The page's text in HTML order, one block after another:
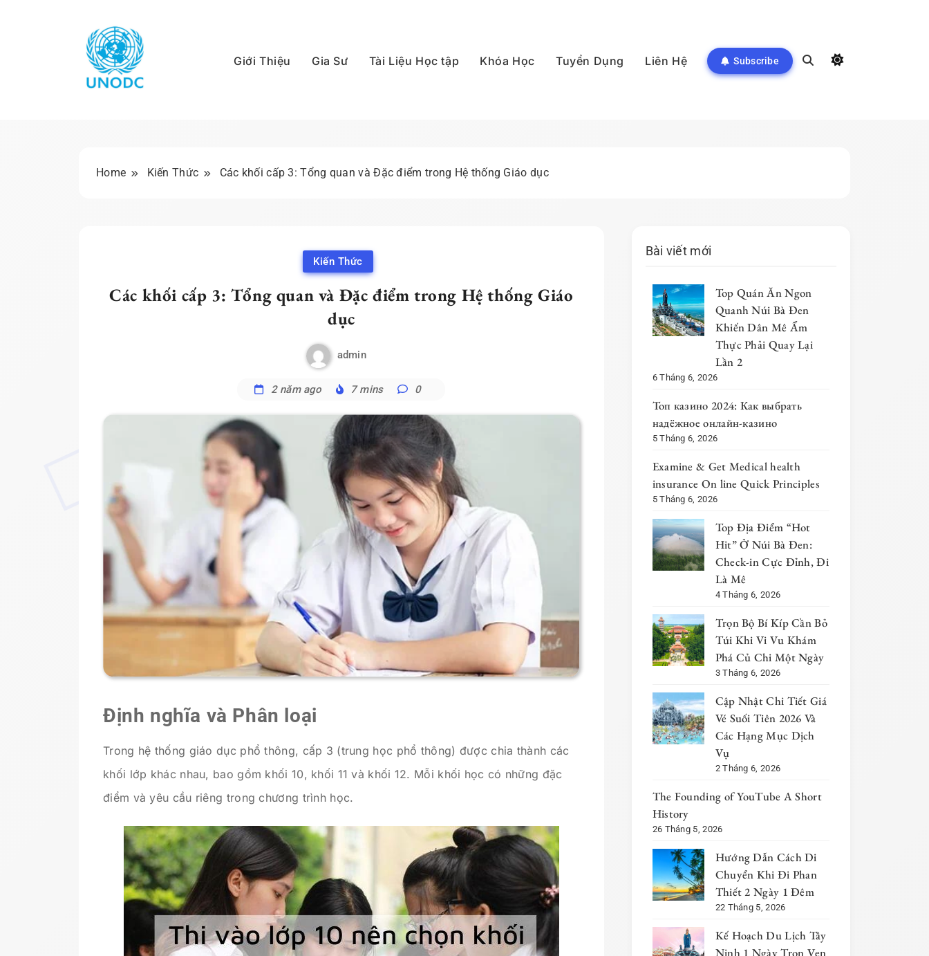
Giới Thiệu Gia Sư Tài Liệu Học tập Khóa Học Tuyển Dụng Liên Hệ Subscribe
Home Kiến Thức Các khối cấp 3: Tổng quan và Đặc điểm trong Hệ thống Giáo dục
Kiến Thức
Các khối cấp 3: Tổng quan và Đặc điểm trong Hệ thống Giáo
dục
admin
2 năm ago 7 mins 0
Định nghĩa và Phân loại
Trong hệ thống giáo dục phổ thông, cấp 3 (trung học phổ thông) được chia thành các
khối lớp khác nhau, bao gồm khối 10, khối 11 và khối 12. Mỗi khối học có những đặc
điểm và yêu cầu riêng trong chương trình học.
Bài viết mới
Top Quán Ăn Ngon
Quanh Núi Bà Đen
Khiến Dân Mê Ẩm
Thực Phải Quay Lại
Lần 2
6 Tháng 6, 2026
Топ казино 2024: Как выбрать
надёжное онлайн-казино
5 Tháng 6, 2026
Examine & Get Medical health
insurance On line Quick Principles
5 Tháng 6, 2026
Top Địa Điểm “Hot
Hit” Ở Núi Bà Đen:
Check-in Cực Đỉnh, Đi
Là Mê
4 Tháng 6, 2026
Trọn Bộ Bí Kíp Cần Bỏ
Túi Khi Vi Vu Khám
Phá Củ Chi Một Ngày
3 Tháng 6, 2026
Cập Nhật Chi Tiết Giá
Vé Suối Tiên 2026 Và
Các Hạng Mục Dịch
Vụ
2 Tháng 6, 2026
The Founding of YouTube A Short
History
26 Tháng 5, 2026
Hướng Dẫn Cách Di
Chuyển Khi Đi Phan
Thiết 2 Ngày 1 Đêm
22 Tháng 5, 2026
Kế Hoạch Du Lịch Tây
Ninh 1 Ngày Trọn Vẹn